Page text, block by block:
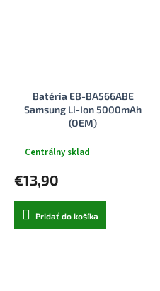
Batéria EB-BA566ABE
Samsung Li-Ion 5000mAh
(OEM)
Centrálny sklad
€13,90
Pridať do košíka